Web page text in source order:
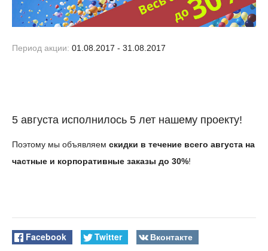
Период акции: 01.08.2017 - 31.08.2017
5 августа исполнилось 5 лет нашему проекту!
Поэтому мы объявляем скидки в течение всего августа на
частные и корпоративные заказы до 30%!
Facebook Twitter
Вконтакте